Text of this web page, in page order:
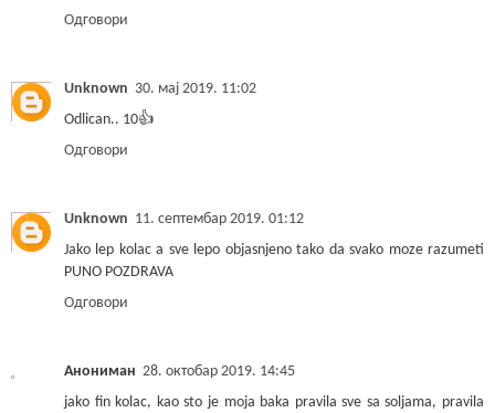
Одговори
Unknown 30. мај 2019. 11:02
Odlican.. 10👍
Одговори
Unknown 11. септембар 2019. 01:12
Jako lep kolac a sve lepo objasnjeno tako da svako moze razumeti
PUNO POZDRAVA
Одговори
Анониман 28. октобар 2019. 14:45
jako fin kolac, kao sto je moja baka pravila sve sa soljama, pravila